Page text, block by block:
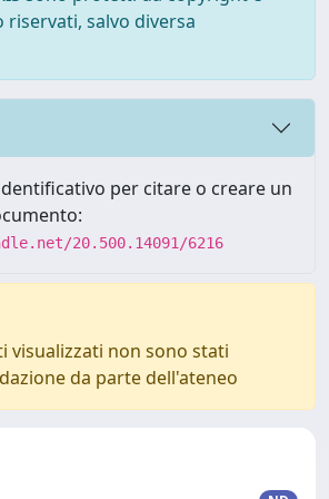
salvo diversa
per citare o creare un
20.500.14091/6216
visualizzati non sono stati
da parte dell'ateneo